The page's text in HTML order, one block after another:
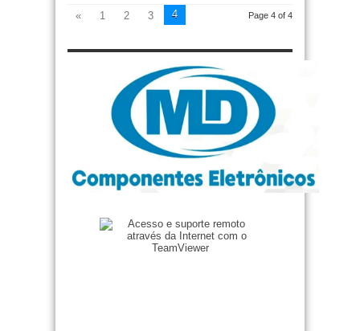
Page 4 of 4
« 1 2 3 4